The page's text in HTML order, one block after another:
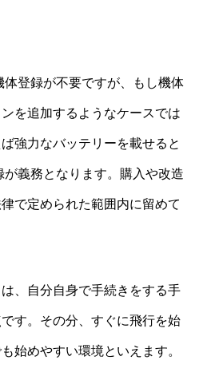
登録が不要ですが、もし機体
を追加するようなケースでは
強力なバッテリーを載せると
義務となります。購入や改造
で定められた範囲内に留めて
、自分自身で手続きをする手
す。その分、すぐに飛行を始
始めやすい環境といえます。